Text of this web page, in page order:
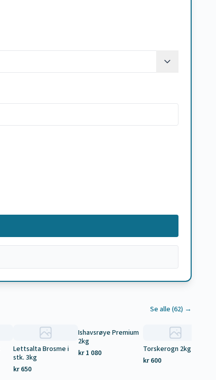
Se alle (62) →
Lettsalta Brosme i
stk. 3kg
kr 650
Ishavsrøye Premium
2kg
kr 1 080
Torskerogn 2kg
kr 600